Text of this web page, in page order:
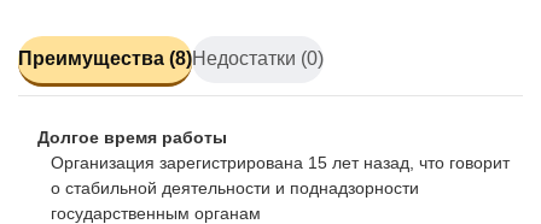
Преимущества (8)Недостатки (0)
Долгое время работы
Организация зарегистрирована 15 лет назад, что говорит
о стабильной деятельности и поднадзорности
государственным органам